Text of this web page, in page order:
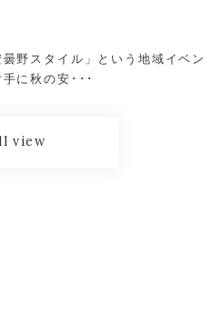
野スタイル」という地域イベン
に秋の安･･･
view